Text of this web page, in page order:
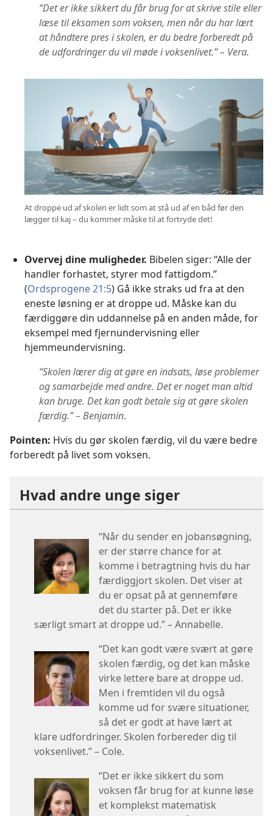
“Det er ikke sikkert du får brug for at skrive stile eller
læse til eksamen som voksen, men når du har lært
at håndtere pres i skolen, er du bedre forberedt på
de udfordringer du vil møde i voksenlivet.” – Vera.
At droppe ud af skolen er lidt som at stå ud af en båd før den
lægger til kaj – du kommer måske til at fortryde det!
Overvej dine muligheder. Bibelen siger: “Alle der
handler forhastet, styrer mod fattigdom.”
(Ordsprogene 21:5) Gå ikke straks ud fra at den
eneste løsning er at droppe ud. Måske kan du
færdiggøre din uddannelse på en anden måde, for
eksempel med fjernundervisning eller
hjemmeundervisning.
“Skolen lærer dig at gøre en indsats, løse problemer
og samarbejde med andre. Det er noget man altid
kan bruge. Det kan godt betale sig at gøre skolen
færdig.” – Benjamin.
Pointen: Hvis du gør skolen færdig, vil du være bedre
forberedt på livet som voksen.
Hvad andre unge siger
“Når du sender en jobansøgning,
er der større chance for at
komme i betragtning hvis du har
færdiggjort skolen. Det viser at
du er opsat på at gennemføre
det du starter på. Det er ikke
særligt smart at droppe ud.” – Annabelle.
“Det kan godt være svært at gøre
skolen færdig, og det kan måske
virke lettere bare at droppe ud.
Men i fremtiden vil du også
komme ud for svære situationer,
så det er godt at have lært at
klare udfordringer. Skolen forbereder dig til
voksenlivet.” – Cole.
“Det er ikke sikkert du som
voksen får brug for at kunne løse
et komplekst matematisk